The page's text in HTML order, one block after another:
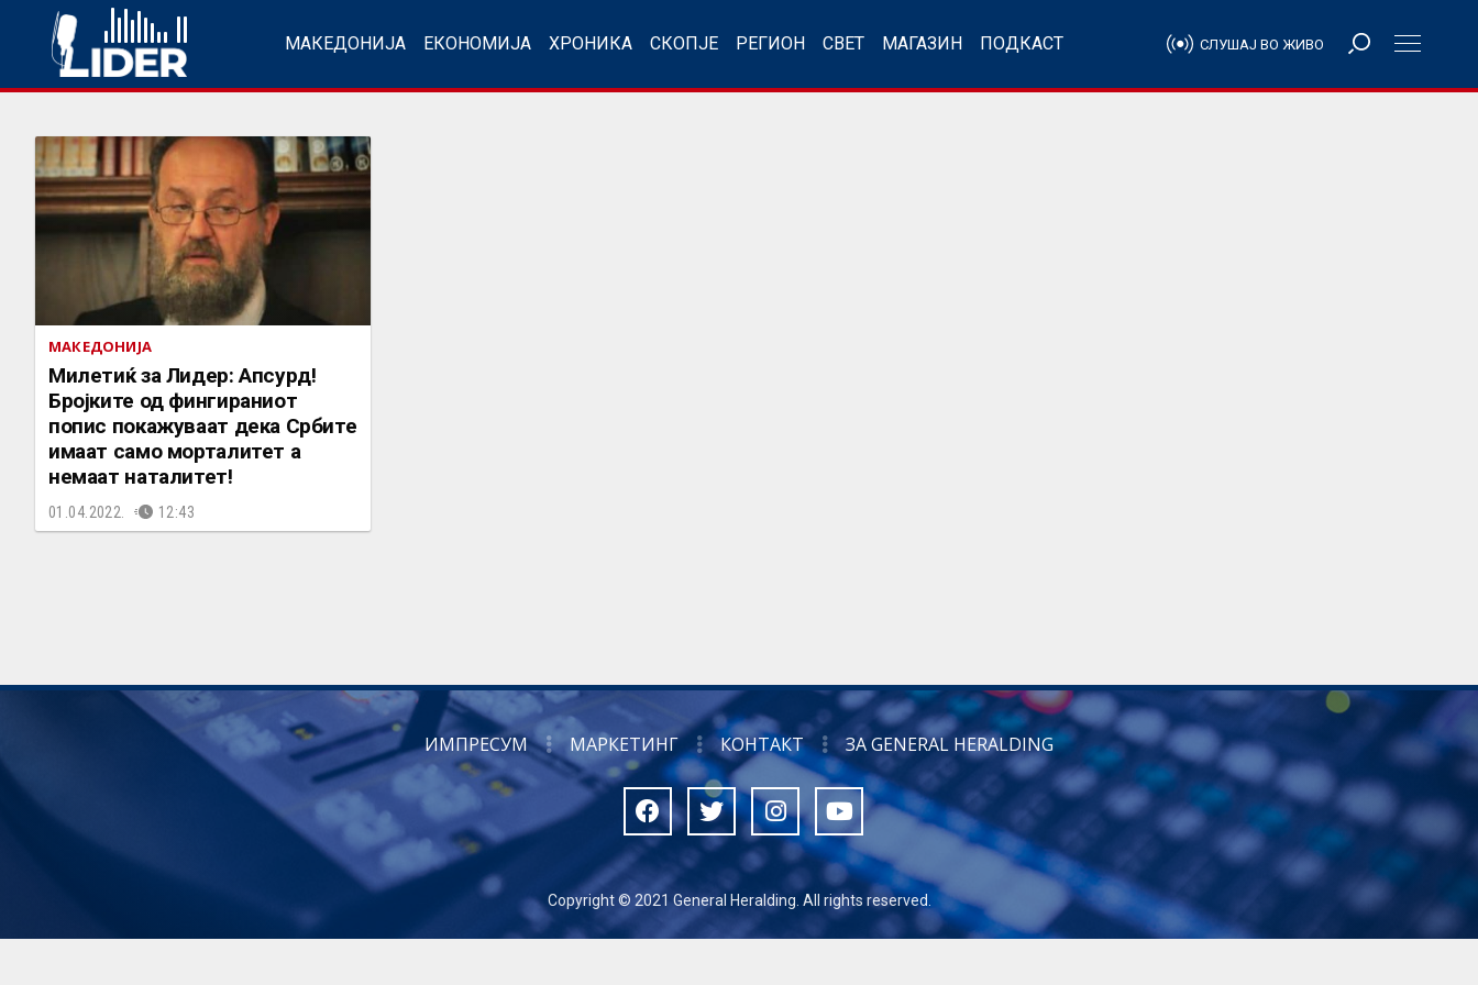
МАКЕДОНИЈА ЕКОНОМИЈА ХРОНИКА СКОПЈЕ РЕГИОН СВЕТ МАГАЗИН ПОДКАСТ СЛУШАЈ ВО ЖИВО
МАКЕДОНИЈА
Милетиќ за Лидер: Апсурд!
Бројките од фингираниот
попис покажуваат дека Србите
имаат само морталитет а
немаат наталитет!
01.04.2022. 12:43
ИМПРЕСУМ МАРКЕТИНГ КОНТАКТ ЗА GENERAL HERALDING
Copyright © 2021 General Heralding. All rights reserved.